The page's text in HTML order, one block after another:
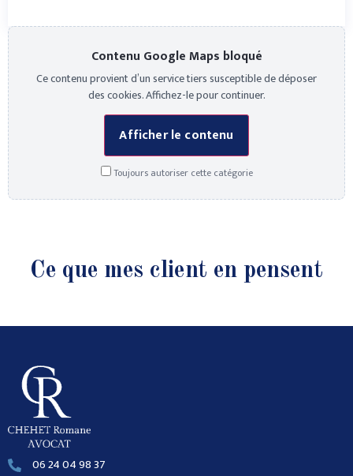
Contenu Google Maps bloqué
Ce contenu provient d’un service tiers susceptible de déposer
des cookies. Affichez-le pour continuer.
Afficher le contenu
Toujours autoriser cette catégorie
Ce que mes client en pensent
06 24 04 98 37